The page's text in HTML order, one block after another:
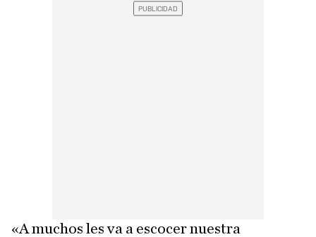
«A muchos les va a escocer nuestra